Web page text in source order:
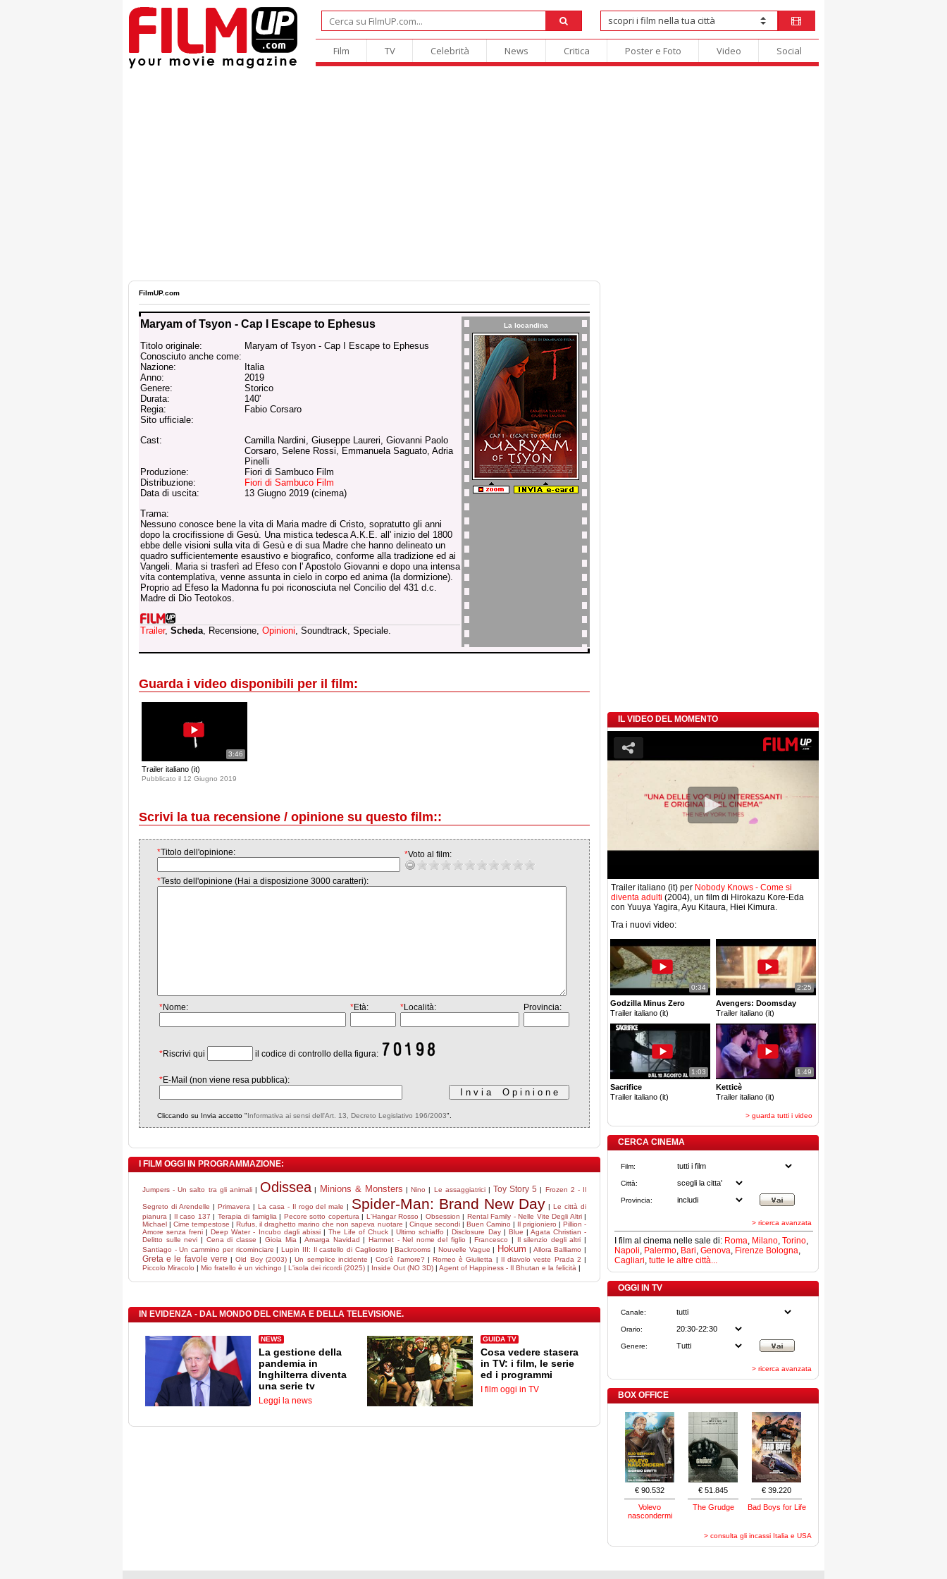
Film TV Celebrità News Critica Poster e Foto Video Social
FilmUP.com
Maryam of Tsyon - Cap I Escape to Ephesus
Titolo originale:
Maryam of Tsyon - Cap I Escape to Ephesus
Conosciuto anche come:
Nazione:
Italia
Anno:
2019
Genere:
Storico
Durata:
140'
Regia:
Fabio Corsaro
Sito ufficiale:
Cast:
Camilla Nardini, Giuseppe Laureri, Giovanni Paolo
Corsaro, Selene Rossi, Emmanuela Saguato, Adria
Pinelli
Produzione:
Fiori di Sambuco Film
Distribuzione:
Fiori di Sambuco Film
Data di uscita:
13 Giugno 2019 (cinema)
Trama:
Nessuno conosce bene la vita di Maria madre di Cristo, sopratutto gli anni
dopo la crocifissione di Gesù. Una mistica tedesca A.K.E. all' inizio del 1800
ebbe delle visioni sulla vita di Gesù e di sua Madre che hanno delineato un
quadro sufficientemente esaustivo e biografico, conforme alla tradizione ed ai
Vangeli. Maria si trasferì ad Efeso con l' Apostolo Giovanni e dopo una intensa
vita contemplativa, venne assunta in cielo in corpo ed anima (la dormizione).
Proprio ad Efeso la Madonna fu poi riconosciuta nel Concilio del 431 d.c.
Madre di Dio Teotokos.
Trailer, Scheda, Recensione, Opinioni, Soundtrack, Speciale.
La locandina
Guarda i video disponibili per il film:
3:46
Trailer italiano (it)
Pubblicato il 12 Giugno 2019
Scrivi la tua recensione / opinione su questo film::
*Titolo dell'opinione: *Voto al film:
*Testo dell'opinione (Hai a disposizione 3000 caratteri):
*Nome: *Età: *Località: Provincia:
*Riscrivi qui il codice di controllo della figura:
*E-Mail (non viene resa pubblica):
Cliccando su Invia accetto "Informativa ai sensi dell'Art. 13, Decreto Legislativo 196/2003".
I FILM OGGI IN PROGRAMMAZIONE:
Jumpers - Un salto tra gli animali| Odissea | Minions & Monsters |Nino | Le assaggiatrici| Toy Story 5 | Frozen 2 - Il
Segreto di Arendelle | Primavera | La casa - Il rogo del male | Spider-Man: Brand New Day |Le città di
pianura | Il caso 137 | Terapia di famiglia | Pecore sotto copertura | L'Hangar Rosso | Obsession | Rental Family - Nelle Vite Degli Altri|
Michael |Cime tempestose |Rufus, il draghetto marino che non sapeva nuotare | Cinque secondi| Buen Camino | Il prigioniero |Pillion -
Amore senza freni |Deep Water - Incubo dagli abissi| The Life of Chuck |Ultimo schiaffo |Disclosure Day| Blue | Agata Christian -
Delitto sulle nevi | Cena di classe |Gioia Mia | Amarga Navidad | Hamnet - Nel nome del figlio |Francesco | Il silenzio degli altri |
Santiago - Un cammino per ricominciare |Lupin III: Il castello di Cagliostro |Backrooms | Nouvelle Vague | Hokum | Allora Balliamo |
Greta e le favole vere |Old Boy (2003)|Un semplice incidente |Cos'è l'amore? | Romeo è Giulietta | Il diavolo veste Prada 2 |
Piccolo Miracolo | Mio fratello è un vichingo | L'isola dei ricordi (2025) | Inside Out (NO 3D) | Agent of Happiness - Il Bhutan e la felicità |
IN EVIDENZA - DAL MONDO DEL CINEMA E DELLA TELEVISIONE.
NEWS
La gestione della
pandemia in
Inghilterra diventa
una serie tv
Leggi la news
GUIDA TV
Cosa vedere stasera
in TV: i film, le serie
ed i programmi
I film oggi in TV
IL VIDEO DEL MOMENTO
Trailer italiano (it) per Nobody Knows - Come si
diventa adulti (2004), un film di Hirokazu Kore-Eda
con Yuuya Yagira, Ayu Kitaura, Hiei Kimura.
Tra i nuovi video:
0:34
Godzilla Minus Zero
Trailer italiano (it)
2:25
Avengers: Doomsday
Trailer italiano (it)
1:03
Sacrifice
Trailer italiano (it)
1:49
Ketticè
Trailer italiano (it)
> guarda tutti i video
CERCA CINEMA
Film:
Città:
Provincia:
> ricerca avanzata
I film al cinema nelle sale di: Roma, Milano, Torino,
Napoli, Palermo, Bari, Genova, Firenze Bologna,
Cagliari, tutte le altre città...
OGGI IN TV
Canale:
Orario:
Genere:
> ricerca avanzata
BOX OFFICE
€ 90.532
Volevo
nascondermi
€ 51.845
The Grudge
€ 39.220
Bad Boys for Life
> consulta gli incassi Italia e USA